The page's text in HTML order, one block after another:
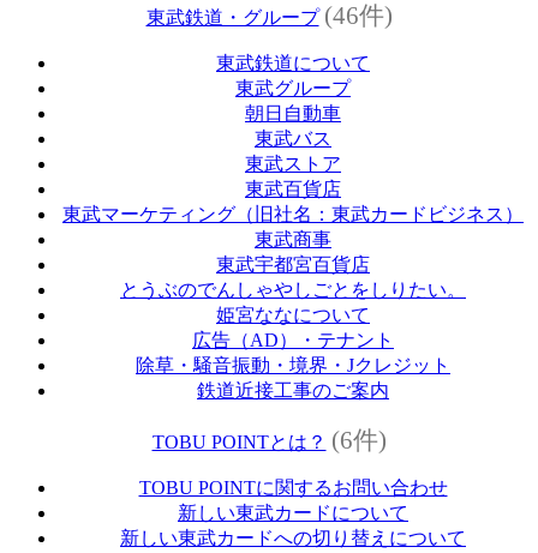
東武鉄道・グループ (46件)
東武鉄道について
東武グループ
朝日自動車
東武バス
東武ストア
東武百貨店
東武マーケティング（旧社名：東武カードビジネス）
東武商事
東武宇都宮百貨店
とうぶのでんしゃやしごとをしりたい。
姫宮ななについて
広告（AD）・テナント
除草・騒音振動・境界・Jクレジット
鉄道近接工事のご案内
TOBU POINTとは？ (6件)
TOBU POINTに関するお問い合わせ
新しい東武カードについて
新しい東武カードへの切り替えについて